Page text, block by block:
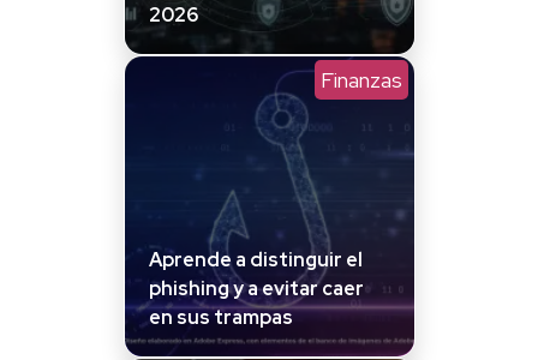
2026
Finanzas
Aprende a distinguir el
phishing y a evitar caer
en sus trampas